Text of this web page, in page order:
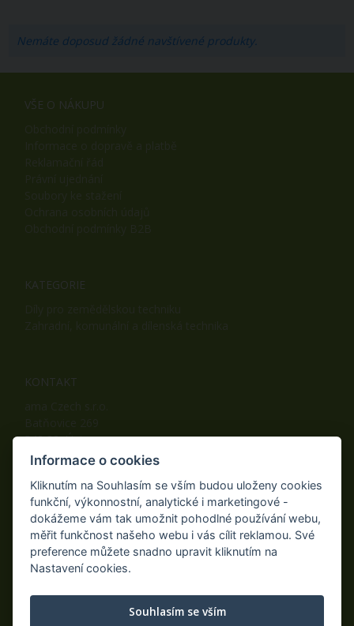
Nemáte doposud žádné navštívené produkty.
VŠE O NÁKUPU
KATEGORIE
KONTAKT
542 32, Úpice
Telefon: +420 498 100 050
Fax: +420 498 100 051
E-mail:info@ama-zahrada.cz
Web:www.ama-zahrada.cz
NAJDETE NÁS TAKÉ NA:
Informace o cookies
Kliknutím na Souhlasím se vším budou uloženy cookies
funkční, výkonnostní, analytické i marketingové -
dokážeme vám tak umožnit pohodlné používání webu,
měřit funkčnost našeho webu i vás cílit reklamou. Své
preference můžete snadno upravit kliknutím na
Nastavení cookies.
Souhlasím se vším